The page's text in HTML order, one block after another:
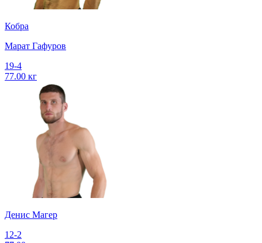
Кобра
Марат Гафуров
19-4
77.00 кг
Денис Магер
12-2